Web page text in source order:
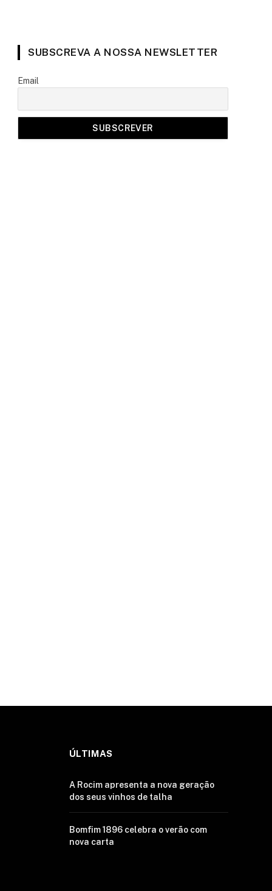
SUBSCREVA A NOSSA NEWSLETTER
Email
ÚLTIMAS
A Rocim apresenta a nova geração
dos seus vinhos de talha
Bomfim 1896 celebra o verão com
nova carta